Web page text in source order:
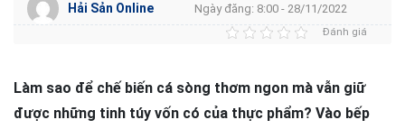
Hải Sản Online Ngày đăng: 8:00 - 28/11/2022
Đánh giá
Làm sao để chế biến cá sòng thơm ngon mà vẫn giữ
được những tinh túy vốn có của thực phẩm? Vào bếp